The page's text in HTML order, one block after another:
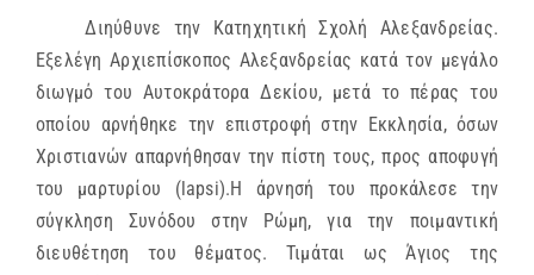
ΜΗΤΡΟΠΟΛΕΙΣ & ΕΠΙΣΚΟΠΕΣ
MEDIA
ΕΝΗΜΕΡΩΣΗ
Διηύθυνε την Κατηχητική Σχολή Αλεξανδρείας.
Εξελέγη Αρχιεπίσκοπος Αλεξανδρείας κατά τον μεγάλο
διωγμό του Αυτοκράτορα Δεκίου, μετά το πέρας του
οποίου αρνήθηκε την επιστροφή στην Εκκλησία, όσων
Χριστιανών απαρνήθησαν την πίστη τους, προς αποφυγή
του μαρτυρίου (lapsi).Η άρνησή του προκάλεσε την
σύγκληση Συνόδου στην Ρώμη, για την ποιμαντική
διευθέτηση του θέματος. Τιμάται ως Άγιος της